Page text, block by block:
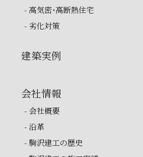
- 高気密・高断熱住宅
- 劣化対策
建築実例
会社情報
- 会社概要
- 沿革
- 駒沢建工の歴史